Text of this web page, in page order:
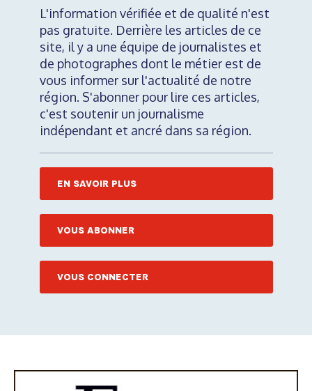
L'information vérifiée et de qualité n'est
pas gratuite. Derrière les articles de ce
site, il y a une équipe de journalistes et
de photographes dont le métier est de
vous informer sur l'actualité de notre
région. S'abonner pour lire ces articles,
c'est soutenir un journalisme
indépendant et ancré dans sa région.
EN SAVOIR PLUS
VOUS ABONNER
VOUS CONNECTER